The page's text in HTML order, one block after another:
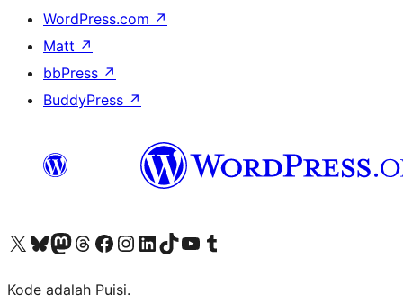
WordPress.com ↗
Matt ↗
bbPress ↗
BuddyPress ↗
Kunjungi akun X (sebelumnya Twitter) kamiVisit our Bluesky account
Kunjungi akun Mastodon kami
Visit our Threads account
Kunjungi halaman Facebook kamiKunjungi akun Instagram kamiKunjungi akun LinkedIn kami
Visit our TikTok account
Kunjungi channel YouTube kamiVisit our Tumblr account
Kode adalah Puisi.